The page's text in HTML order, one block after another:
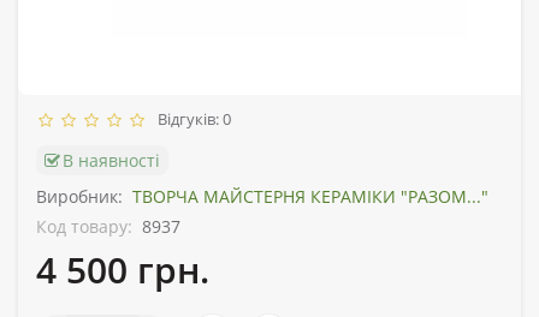
Відгуків: 0
В наявності
Виробник: ТВОРЧА МАЙСТЕРНЯ КЕРАМІКИ "РАЗОМ..."
Код товару: 8937
4 500 грн.